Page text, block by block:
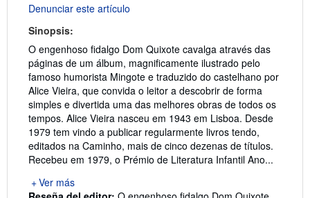
Denunciar este artículo
Sinopsis:
O engenhoso fidalgo Dom Quixote cavalga através das
páginas de um álbum, magnificamente ilustrado pelo
famoso humorista Mingote e traduzido do castelhano por
Alice Vieira, que convida o leitor a descobrir de forma
simples e divertida uma das melhores obras de todos os
tempos. Alice Vieira nasceu em 1943 em Lisboa. Desde
1979 tem vindo a publicar regularmente livros tendo,
editados na Caminho, mais de cinco dezenas de títulos.
Recebeu em 1979, o Prémio de Literatura Infantil Ano...
Ver más